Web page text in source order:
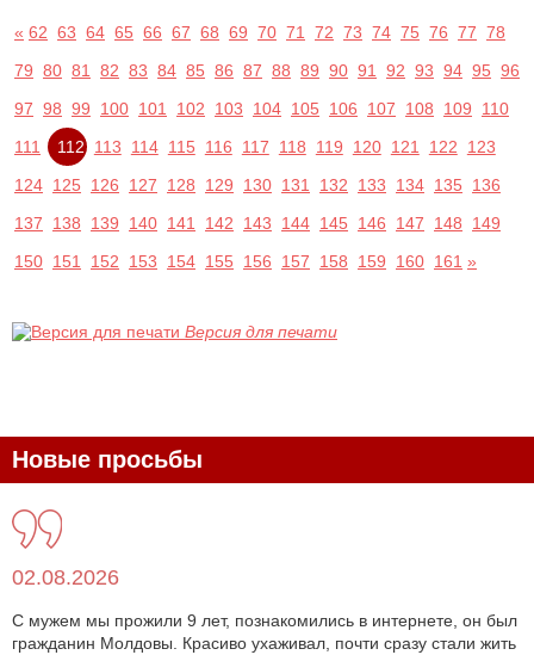
« 62 63 64 65 66 67 68 69 70 71 72 73 74 75 76 77 78
79 80 81 82 83 84 85 86 87 88 89 90 91 92 93 94 95 96
97 98 99 100 101 102 103 104 105 106 107 108 109
110
111
112 113 114 115 116 117 118 119 120 121 122
123
124 125 126 127 128 129 130 131 132 133 134 135
136
137
138 139 140 141 142 143 144 145 146 147 148
149
150 151 152 153 154 155 156 157 158 159 160 161 »
Версия для печати
Новые просьбы
02.08.2026
С мужем мы прожили 9 лет, познакомились в интернете, он был
гражданин Молдовы. Красиво ухаживал, почти сразу стали жить